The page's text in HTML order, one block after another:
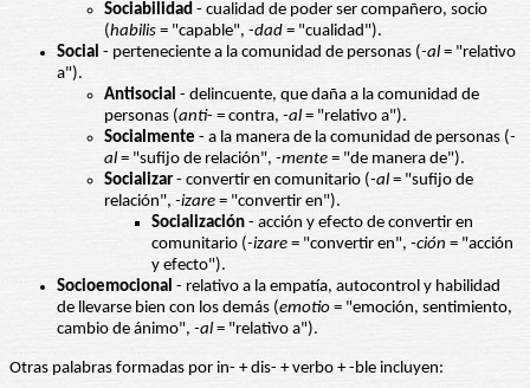
Sociabilidad - cualidad de poder ser compañero, socio
(habilis = "capable", -dad = "cualidad").
Social - perteneciente a la comunidad de personas (-al = "relativo
a").
Antisocial - delincuente, que daña a la comunidad de
personas (anti- = contra, -al = "relativo a").
Socialmente - a la manera de la comunidad de personas (-
al = "sufijo de relación", -mente = "de manera de").
Socializar - convertir en comunitario (-al = "sufijo de
relación", -izare = "convertir en").
Socialización - acción y efecto de convertir en
comunitario (-izare = "convertir en", -ción = "acción
y efecto").
Socioemocional - relativo a la empatía, autocontrol y habilidad
de llevarse bien con los demás (emotio = "emoción, sentimiento,
cambio de ánimo", -al = "relativo a").
Otras palabras formadas por in- + dis- + verbo + -ble incluyen: